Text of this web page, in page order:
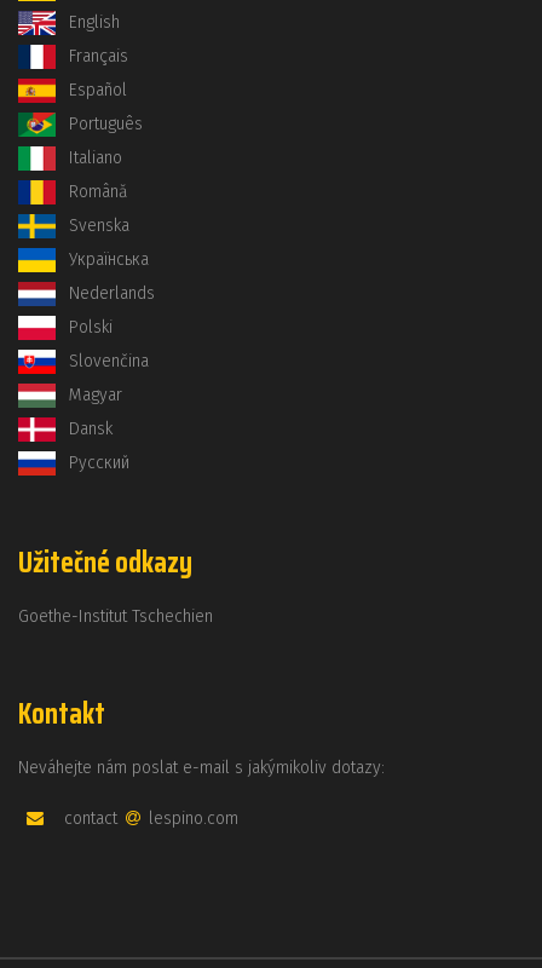
English
Français
Español
Português
Italiano
Română
Svenska
Українська
Nederlands
Polski
Slovenčina
Magyar
Dansk
Русский
Užitečné odkazy
Goethe-Institut Tschechien
Kontakt
Neváhejte nám poslat e-mail s jakýmikoliv dotazy:
contact lespino.com